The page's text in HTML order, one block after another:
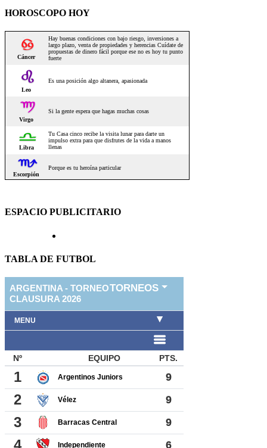
HOROSCOPO HOY
ESPACIO PUBLICITARIO
TABLA DE FUTBOL